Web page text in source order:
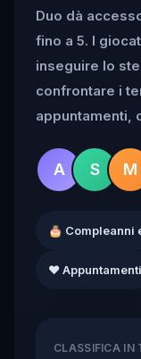
Duo dà
fino a 5. I
inseguire lo
confrontare i
appuntamenti,
A S M
🎂 Compleanni
❤️ Appuntamenti
CLASSIFICA IN